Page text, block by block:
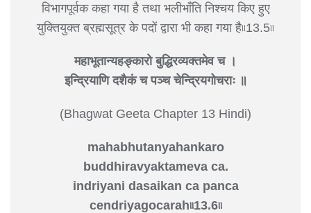
विभागपूर्वक कहा गया है तथा भलीभाँति निश्चय किए हुए
युक्तियुक्त ब्रह्मसूत्र के पदों द्वारा भी कहा गया है৷৷13.5৷৷
महाभूतान्यहङ्‍कारो बुद्धिरव्यक्तमेव च ।
इन्द्रियाणि दशैकं च पञ्च चेन्द्रियगोचराः ॥
(Bhagwat Geeta Chapter 13 Hindi)
mahabhutanyahankaro
buddhiravyaktameva ca.
indriyani dasaikan ca panca
cendriyagocarah৷৷13.6৷৷